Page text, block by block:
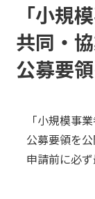
「小規
共同・
公募要
「小規模事
公募要領を公
申請前に必